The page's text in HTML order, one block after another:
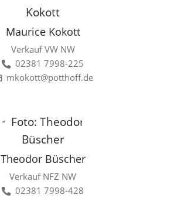
Maurice Kokott
Verkauf VW NW
02381 7998-225
mkokott@potthoff.de
Theodor Büscher
Verkauf NFZ NW
02381 7998-428